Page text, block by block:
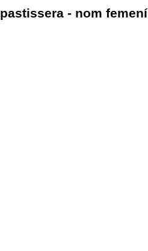
pastissera - nom femení